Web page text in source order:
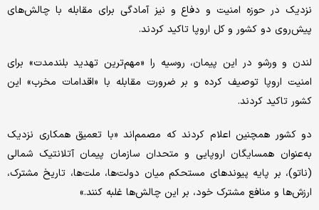
نزدیک در حوزه امنیت و دفاع و نیز آمادگی برای مقابله با چالش‌های
پیش‌روی دو کشور و کل اروپا تاکید کردند.
لندن و ورشو در این پیمان، روسیه را «مهم‌ترین تهدید بلندمدت» برای
امنیت اروپا توصیف کرده و بر ضرورت مقابله با «اقدامات مخرب» این
کشور تاکید کردند.
دو کشور همچنین اعلام کردند که مصمم‌اند «با تعمیق همکاری نزدیک
به‌عنوان همسایگان اروپایی و متحدان سازمان پیمان آتلانتیک شمالی
(ناتو)، بر پایه پیوندهای مستحکم میان دولت‌ها، ملت‌ها، تاریخ مشترک،
ارزش‌ها و منافع مشترک خود، بر این چالش‌ها غلبه کنند.»